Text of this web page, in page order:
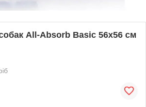
All-Absorb Basic 56х56 см